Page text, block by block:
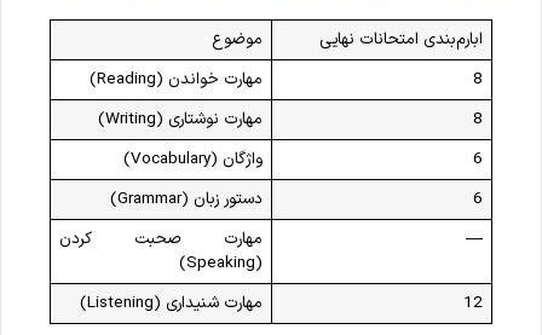
ابارم‌بندی امتحانات نهایی
موضوع
8
مهارت خواندن (Reading)
8
مهارت نوشتاری (Writing)
6
واژگان (Vocabulary)
6
دستور زبان (Grammar)
—
مهارت صحبت کردن
12
مهارت شنیداری (Listening)